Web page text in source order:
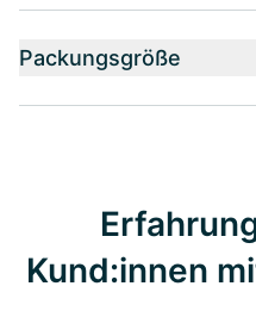
Packungsgröße
Kund:innen